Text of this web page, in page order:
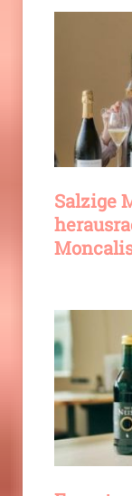
Salzige